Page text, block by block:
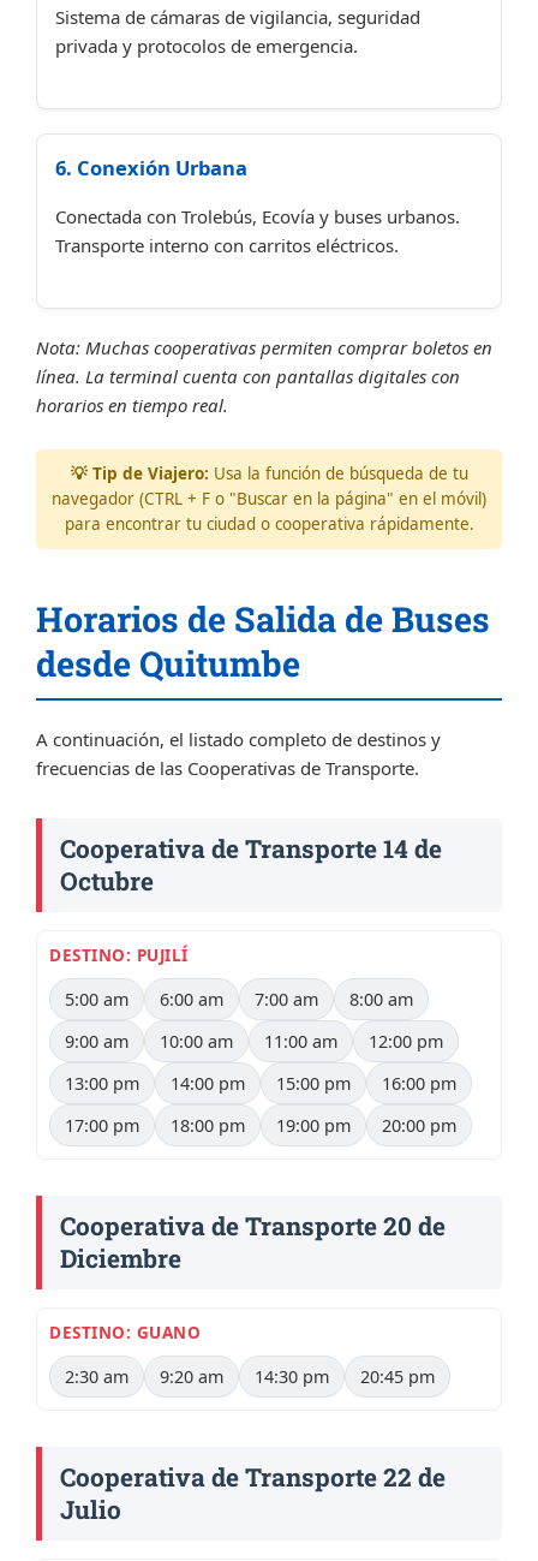
Sistema de cámaras de vigilancia, seguridad
privada y protocolos de emergencia.
6. Conexión Urbana
Conectada con Trolebús, Ecovía y buses urbanos.
Transporte interno con carritos eléctricos.
Nota: Muchas cooperativas permiten comprar boletos en
línea. La terminal cuenta con pantallas digitales con
horarios en tiempo real.
💡 Tip de Viajero: Usa la función de búsqueda de tu
navegador (CTRL + F o "Buscar en la página" en el móvil)
para encontrar tu ciudad o cooperativa rápidamente.
Horarios de Salida de Buses
desde Quitumbe
A continuación, el listado completo de destinos y
frecuencias de las Cooperativas de Transporte.
Cooperativa de Transporte 14 de
Octubre
DESTINO: PUJILÍ
5:00 am 6:00 am 7:00 am
8:00 am
9:00 am
10:00 am 11:00 am
12:00 pm
13:00 pm
14:00 pm 15:00 pm
16:00 pm
17:00 pm
18:00 pm 19:00 pm 20:00 pm
Cooperativa de Transporte 20 de
Diciembre
DESTINO: GUANO
2:30 am 9:20 am 14:30 pm 20:45 pm
Cooperativa de Transporte 22 de
Julio